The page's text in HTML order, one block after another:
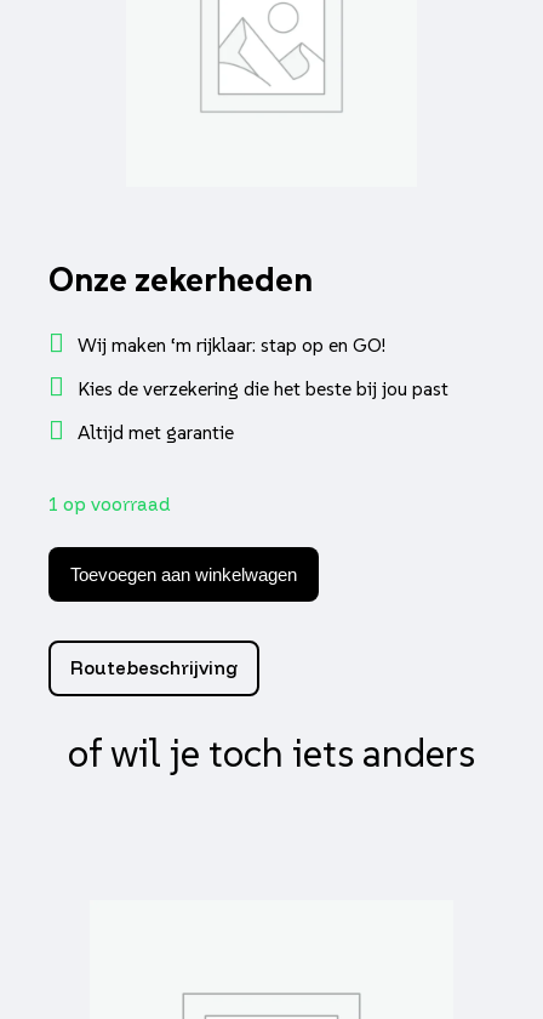
Onze zekerheden
Wij maken ‘m rijklaar: stap op en GO!
Kies de verzekering die het beste bij jou past
Altijd met garantie
1 op voorraad
DMP
standaard
universeel
scooter
aantal
Toevoegen aan winkelwagen
Routebeschrijving
of wil je toch iets anders